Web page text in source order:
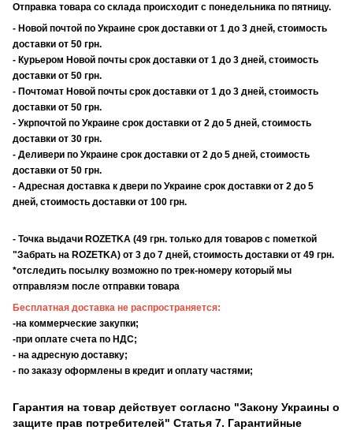
Отправка товара со склада происходит с понедельника по пятницу.
- Новой почтой по Украине срок доставки от 1 до 3 дней, стоимость
доставки от 50 грн.
- Курьером Новой почты срок доставки от 1 до 3 дней, стоимость
доставки от 50 грн.
- Почтомат Новой почты срок доставки от 1 до 3 дней, стоимость
доставки от 50 грн.
- Укрпочтой по Украине срок доставки от 2 до 5 дней, стоимость
доставки от 30 грн.
- Деливери по Украине срок доставки от 2 до 5 дней, стоимость
доставки от 50 грн.
- Адресная доставка к двери по Украине срок доставки от 2 до 5
дней, стоимость доставки от 100 грн.
- Точка выдачи ROZETKA (49 грн. только для товаров с пометкой
"Забрать на ROZETKA) от 3 до 7 дней, стоимость доставки от 49 грн.
*отследить посылку возможно по трек-номеру который мы
отправляэм после отправки товара
Бесплатная доставка не распространяется:
-на коммерческие закупки;
-при оплате счета по НДС;
- на адресную доставку;
- по заказу оформлены в кредит и оплату частями;
Гарантия на товар действует согласно "Закону Украины о
защите прав потребителей" Статья 7. Гарантийные